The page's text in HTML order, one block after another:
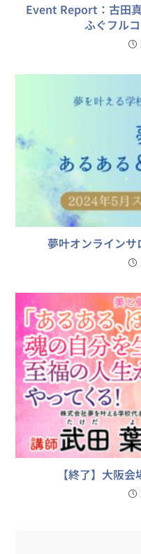
Event Report：古田
ふぐフル
夢叶オンラインサ
【終了】大阪